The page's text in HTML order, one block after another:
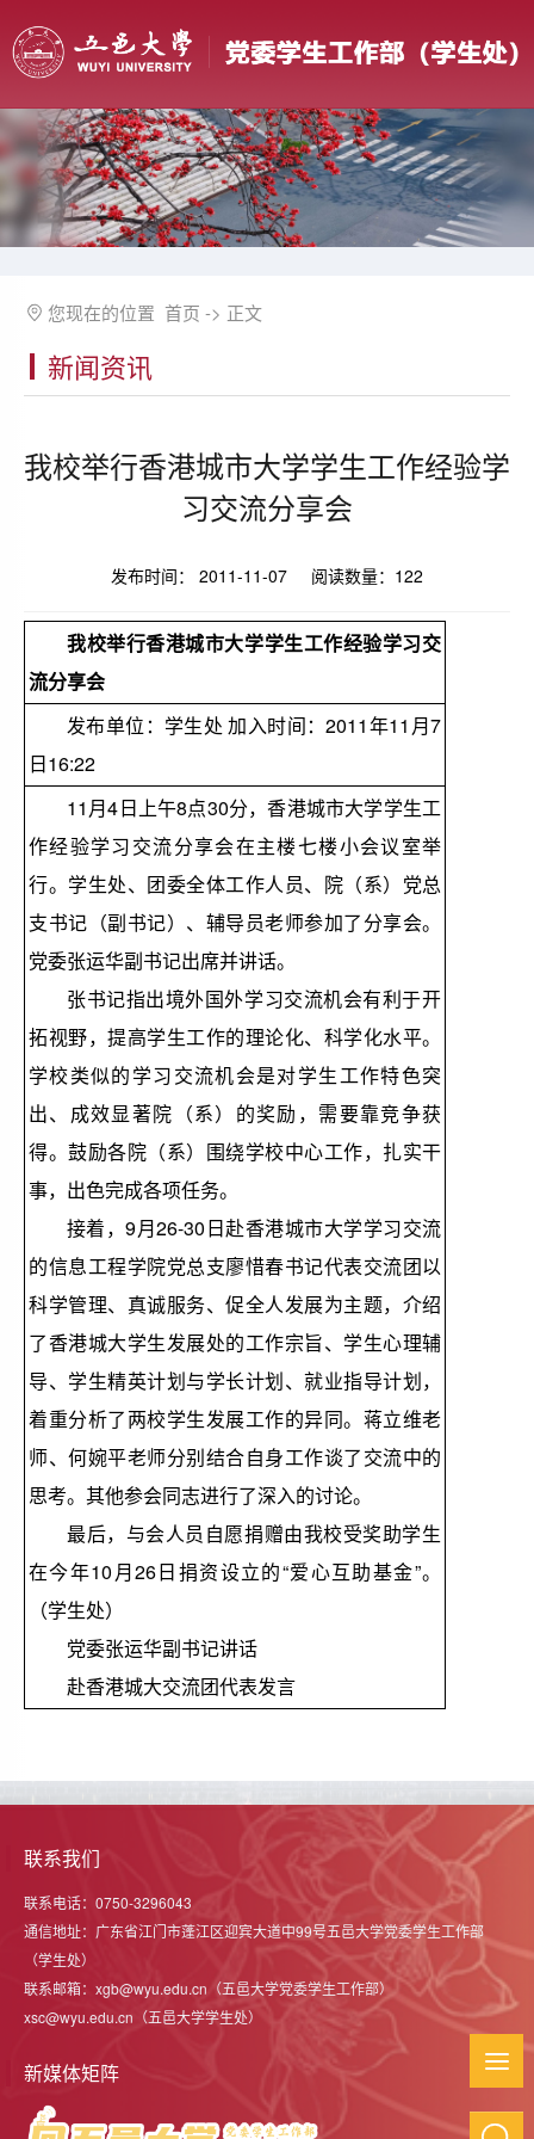
新闻资讯
您现在的位置 首页 -> 正文
我校举行香港城市大学学生工作经验学
习交流分享会
发布时间： 2011-11-07 阅读数量： 122
我校举行香港城市大学学生工作经验学习交
流分享会
发布单位：学生处 加入时间：2011年11月7
日16:22
11月4日上午8点30分，香港城市大学学生工
作经验学习交流分享会在主楼七楼小会议室举
行。学生处、团委全体工作人员、院（系）党总
支书记（副书记）、辅导员老师参加了分享会。
党委张运华副书记出席并讲话。
张书记指出境外国外学习交流机会有利于开
拓视野，提高学生工作的理论化、科学化水平。
学校类似的学习交流机会是对学生工作特色突
出、成效显著院（系）的奖励，需要靠竞争获
得。鼓励各院（系）围绕学校中心工作，扎实干
事，出色完成各项任务。
接着，9月26-30日赴香港城市大学学习交流
的信息工程学院党总支廖惜春书记代表交流团以
科学管理、真诚服务、促全人发展为主题，介绍
了香港城大学生发展处的工作宗旨、学生心理辅
导、学生精英计划与学长计划、就业指导计划，
着重分析了两校学生发展工作的异同。蒋立维老
师、何婉平老师分别结合自身工作谈了交流中的
思考。其他参会同志进行了深入的讨论。
最后，与会人员自愿捐赠由我校受奖助学生
在今年10月26日捐资设立的“爱心互助基金”。
（学生处）
党委张运华副书记讲话
赴香港城大交流团代表发言
联系我们
联系电话：0750-3296043
通信地址：广东省江门市蓬江区迎宾大道中99号五邑大学党委学生工作部
（学生处）
联系邮箱：xgb@wyu.edu.cn（五邑大学党委学生工作部）
xsc@wyu.edu.cn（五邑大学学生处）
新媒体矩阵